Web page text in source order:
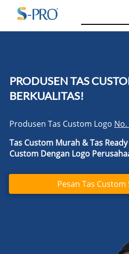
PRODUSEN TAS
BERKUALITAS!
Produsen Tas Custom Logo No.
Tas Custom Murah & Tas
Custom Dengan Logo
`Pesan Tas Custom